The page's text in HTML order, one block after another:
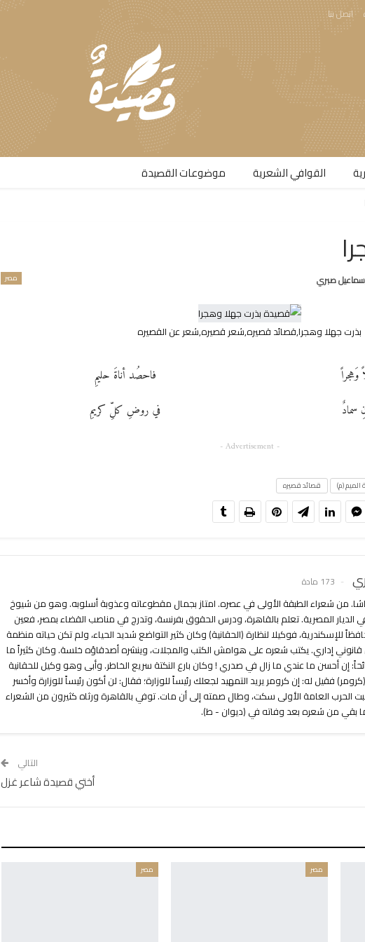
اتصل بنا
القوافي الشعرية​ موضوعات القصيدة​
مصر صبري
بذرت جهلا وهجرا,قصائد قصيره,شعر قصيره,شعر عن القصيره
فاحصُد أناةَ حليمِ
سمادٌ
في روضِ كلِّ كريمِ
- Advertisement -
الميم (م) قصائد قصيره
173 مادة
من شعراء الطبقة الأولى في عصره. امتاز بجمال مقطوعاته وعذوبة أسلوبه. وهو من شيوخ
الديار المصرية. تعلم بالقاهرة، ودرس الحقوق بفرنسة، وتدرج في مناصب القضاء بمصر، فعين
للإسكندرية، فوكيلا لنظارة (الحقانية) وكان كثير التواضع شديد الحياء، ولم تكن حياته منظمة
إداري. يكتب شعره على هوامش الكتب والمجلات، وينشره أصدقاؤه خلسة. وكان كثيراً ما
إن أحسن ما عندي ما زال في صدري ! وكان بارع النكتة سريع الخاطر. وأبى وهو وكيل للحقانية
فقيل له: إن كرومر يريد التمهيد لجعلك رئيساً للوزارة؛ فقال: لن أكون رئيساً للوزارة وأخسر
الحرب العامة الأولى سكت، وطال صمته إلى أن مات. توفي بالقاهرة ورثاه كثيرون من الشعراء
بقي من شعره بعد وفاته في (ديوان - ط).
التالي
أختي قصيدة شاعر غزل
مصر مصر